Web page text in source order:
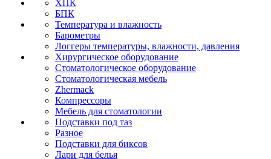
ХПК
БПК
Температура и влажность
Барометры
Логгеры температуры, влажности, давления
Хирургическое оборудование
Стоматологическое оборудование
Стоматологическая мебель
Zhermack
Компрессоры
Мебель для стоматологии
Подставки под таз
Разное
Подставки для биксов
Лари для белья